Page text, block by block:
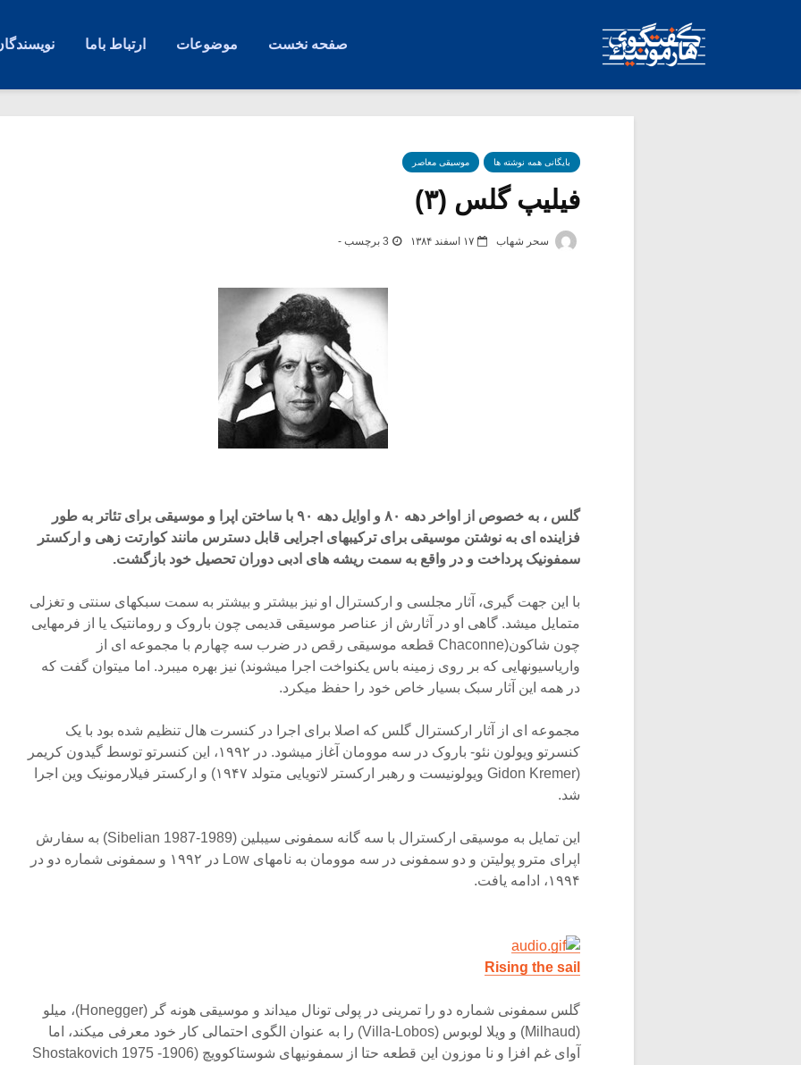
صفحه نخست موضوعات ارتباط باما
بایگانی همه نوشته ها موسیقی معاصر
فیلیپ گلس (۳)
سحر شهاب ۱۷ اسفند ۱۳۸۴ 3 برچسب -
گلس ، به خصوص از اواخر دهه ۸۰ و اوایل دهه ۹۰ با ساختن اپرا و موسیقی برای تئاتر به طور
فزاینده ای به نوشتن موسیقی برای ترکیبهای اجرایی قابل دسترس مانند کوارتت زهی و ارکستر
سمفونیک پرداخت و در واقع به سمت ریشه های ادبی دوران تحصیل خود بازگشت.
با این جهت گیری، آثار مجلسی و ارکسترال او نیز بیشتر و بیشتر به سمت سبکهای سنتی و تغزلی
متمایل میشد. گاهی او در آثارش از عناصر موسیقی قدیمی چون باروک و رومانتیک یا از فرمهایی
چون شاکون(Chaconne قطعه موسیقی رقص در ضرب سه چهارم با مجموعه ای از
واریاسیونهایی که بر روی زمینه باس یکنواخت اجرا میشوند) نیز بهره میبرد. اما میتوان گفت که
در همه این آثار سبک بسیار خاص خود را حفظ میکرد.
مجموعه ای از آثار ارکسترال گلس که اصلا برای اجرا در کنسرت هال تنظیم شده بود با یک
کنسرتو ویولون نئو- باروک در سه موومان آغاز میشود. در ۱۹۹۲، این کنسرتو توسط گیدون کریمر
(Gidon Kremer ویولونیست و رهبر ارکستر لاتویایی متولد ۱۹۴۷) و ارکستر فیلارمونیک وین اجرا
شد.
این تمایل به موسیقی ارکسترال با سه گانه سمفونی سیبلین (Sibelian 1987-1989) به سفارش
اپرای مترو پولیتن و دو سمفونی در سه موومان به نامهای Low در ۱۹۹۲ و سمفونی شماره دو در
۱۹۹۴، ادامه یافت.
Rising the sail
گلس سمفونی شماره دو را تمرینی در پولی تونال میداند و موسیقی هونه گر (Honegger)، میلو
(Milhaud) و ویلا لوبوس (Villa-Lobos) را به عنوان الگوی احتمالی کار خود معرفی میکند، اما
آوای غم افزا و نا موزون این قطعه حتا از سمفونیهای شوستاکوویچ (Shostakovich 1975 -1906